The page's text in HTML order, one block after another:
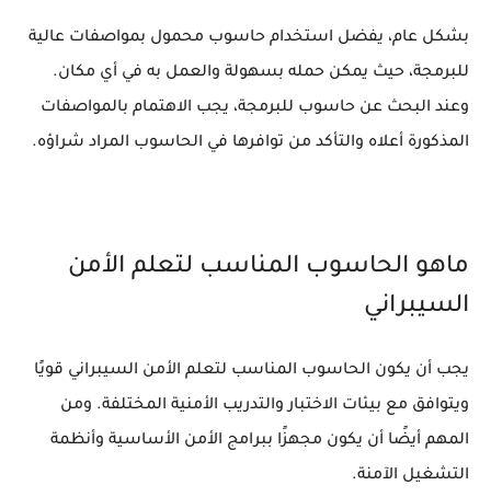
بشكل عام، يفضل استخدام حاسوب محمول بمواصفات عالية
للبرمجة، حيث يمكن حمله بسهولة والعمل به في أي مكان.
وعند البحث عن حاسوب للبرمجة، يجب الاهتمام بالمواصفات
المذكورة أعلاه والتأكد من توافرها في الحاسوب المراد شراؤه.
ماهو الحاسوب المناسب لتعلم الأمن
السيبراني
يجب أن يكون الحاسوب المناسب لتعلم الأمن السيبراني قويًا
ويتوافق مع بيئات الاختبار والتدريب الأمنية المختلفة. ومن
المهم أيضًا أن يكون مجهزًا ببرامج الأمن الأساسية وأنظمة
التشغيل الآمنة.